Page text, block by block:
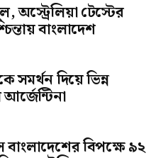
অস্ট্রেলিয়া টেস্টের
বাংলাদেশ
সমর্থন দিয়ে ভিন্ন
বাংলাদেশের বিপক্ষে ৯২